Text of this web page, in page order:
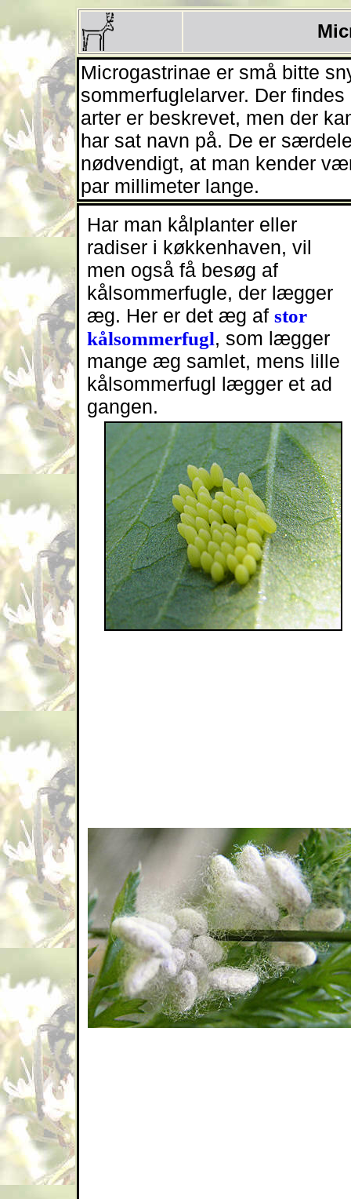
Microgastrinae er små bitte
sommerfuglelarver. Der
arter er beskrevet, men der
har sat navn på. De er
nødvendigt, at man kender
par millimeter lange.
Har man kålplanter eller
radiser i køkkenhaven, vil
men også få besøg af
kålsommerfugle, der lægger
æg. Her er det æg af stor
kålsommerfugl, som lægger
mange æg samlet, mens lille
kålsommerfugl lægger et ad
gangen.